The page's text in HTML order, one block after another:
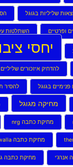
שליליות בגוגל
ופרטיים השתלטות
יחסי
להדחיק איזכורים שליליים
בגוגל להסיר
מחיקה מגוגל
מחיקת כתבה nrg
מחיקת כתבה walla
מחיקת כתבה